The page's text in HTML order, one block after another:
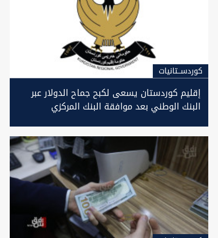
كوردســتانيات
إقليم كوردستان يسعى لكبح جماح الدولار عبر
البنك الوطني بعد موافقة البنك المركزي